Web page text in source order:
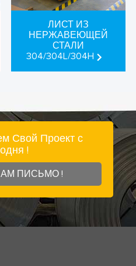
ЛИСТ ИЗ
НЕРЖАВЕЮЩЕЙ
СТАЛИ
304/304L/304H
Свой Проект с
!
ПИСЬМО !